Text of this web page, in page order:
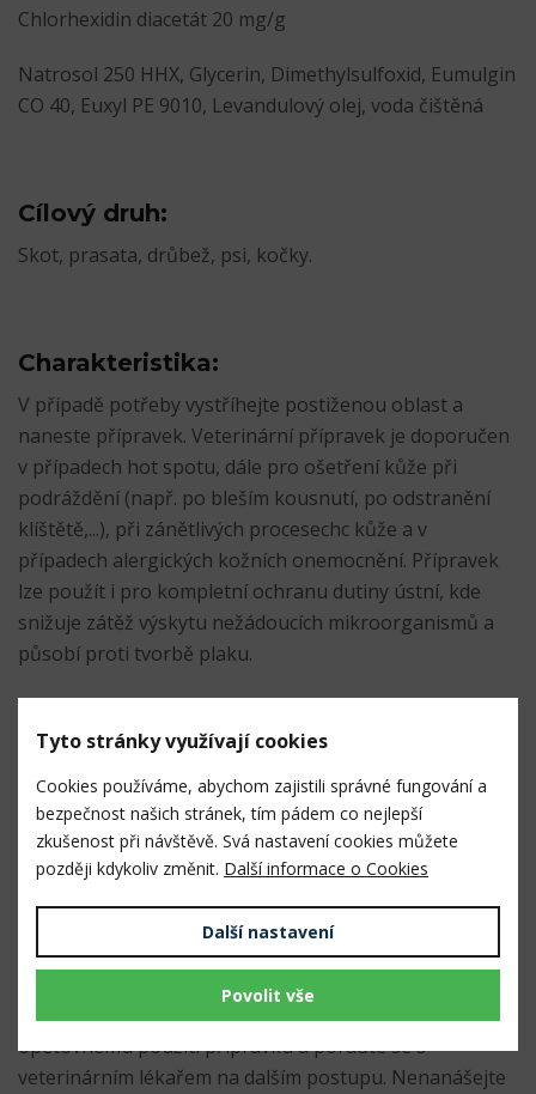
Chlorhexidin diacetát 20 mg/g
Natrosol 250 HHX, Glycerin, Dimethylsulfoxid, Eumulgin
CO 40, Euxyl PE 9010, Levandulový olej, voda čištěná
Cílový druh:
Skot, prasata, drůbež, psi, kočky.
Charakteristika:
V případě potřeby vystříhejte postiženou oblast a
naneste přípravek. Veterinární přípravek je doporučen
v případech hot spotu, dále pro ošetření kůže při
podráždění (např. po bleším kousnutí, po odstranění
klíštětě,...), při zánětlivých procesechc kůže a v
případech alergických kožních onemocnění. Přípravek
lze použít i pro kompletní ochranu dutiny ústní, kde
snižuje zátěž výskytu nežádoucích mikroorganismů a
působí proti tvorbě plaku.
Způsob použití
Aplikujte gel přímo na postiženou oblast v dosattečné
vrstvě a zabraňte zvířeti v olizování ošetřených míst.
Opakujte tento postup alespoň dvakrát denně.
Upozornění:
Zhorší-li se projevy podráždění kůže, zamezte
opětovnému použití přípravku a poraďte se s
veterinárním lékařem na dalším postupu. Nenanášejte
Tyto stránky využívají cookies
Cookies používáme, abychom zajistili správné fungování a
bezpečnost našich stránek, tím pádem co nejlepší
zkušenost při návštěvě. Svá nastavení cookies můžete
později kdykoliv změnit. Další informace o Cookies
Další nastavení
Povolit vše